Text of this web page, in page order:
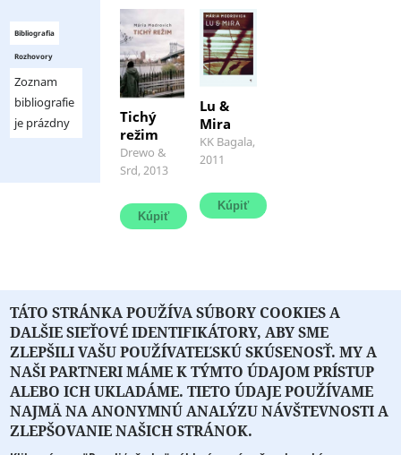
Bibliografia
Rozhovory
Zoznam
bibliografie
je prázdny
Tichý
režim
Drewo &
Srd, 2013
miesta,
Fritz
sedí
má
priamy
výhľad
na
mladú
ženu,
...
Lu &
Mira
KK Bagala,
2011
dedinských
domov
meandrami
motívov
a
...
O PORTÁLI O DRUŽSTVE SPONZORI KONTAKT
TÁTO STRÁNKA POUŽÍVA SÚBORY COOKIES A
DALŠIE SIEŤOVÉ IDENTIFIKÁTORY, ABY SME
ZLEPŠILI VAŠU POUŽÍVATEĽSKÚ SKÚSENOSŤ. MY A
NAŠI PARTNERI MÁME K TÝMTO ÚDAJOM PRÍSTUP
ALEBO ICH UKLADÁME. TIETO ÚDAJE POUŽÍVAME
NAJMÄ NA ANONYMNÚ ANALÝZU NÁVŠTEVNOSTI A
ZLEPŠOVANIE NAŠICH STRÁNOK.